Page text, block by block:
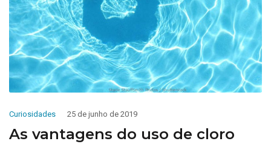
Curiosidades 25 de junho de 2019
As vantagens do uso de cloro